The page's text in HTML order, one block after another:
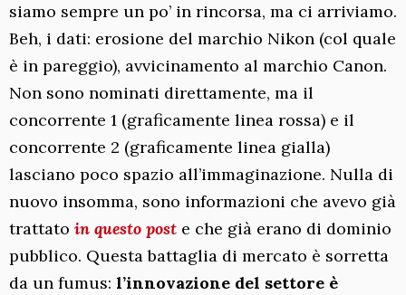
siamo sempre un po’ in rincorsa, ma ci arriviamo.
Beh, i dati: erosione del marchio Nikon (col quale
è in pareggio), avvicinamento al marchio Canon.
Non sono nominati direttamente, ma il
concorrente 1 (graficamente linea rossa) e il
concorrente 2 (graficamente linea gialla)
lasciano poco spazio all’immaginazione. Nulla di
nuovo insomma, sono informazioni che avevo già
trattato in questo post e che già erano di dominio
pubblico. Questa battaglia di mercato è sorretta
da un fumus: l’innovazione del settore è